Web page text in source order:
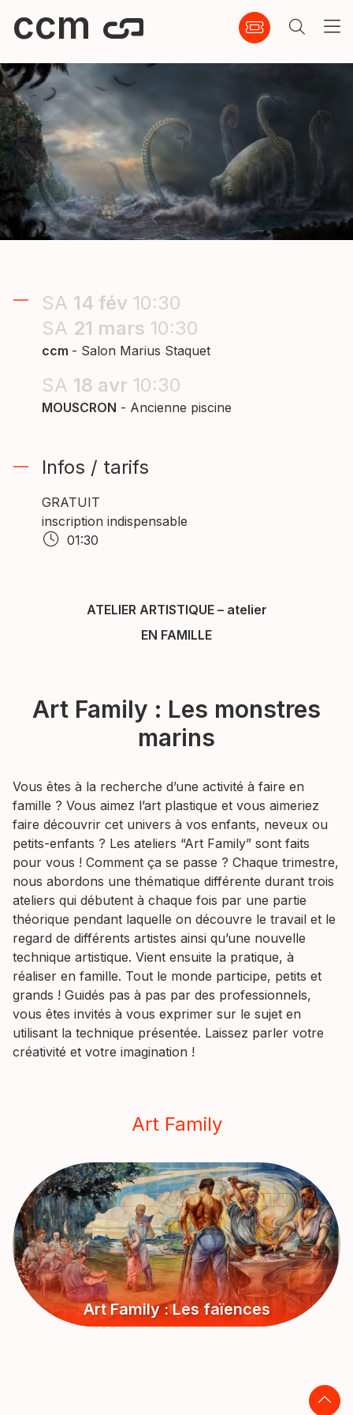
ccm
SA 14 fév 10:30
SA 21 mars 10:30
ccm - Salon Marius Staquet
SA 18 avr 10:30
MOUSCRON - Ancienne piscine
Infos / tarifs
GRATUIT
inscription indispensable
01:30
ATELIER ARTISTIQUE – atelier
EN FAMILLE
Art Family : Les monstres
marins
Vous êtes à la recherche d’une activité à faire en
famille ? Vous aimez l’art plastique et vous aimeriez
faire découvrir cet univers à vos enfants, neveux ou
petits-enfants ? Les ateliers “Art Family” sont faits
pour vous ! Comment ça se passe ? Chaque trimestre,
nous abordons une thématique différente durant trois
ateliers qui débutent à chaque fois par une partie
théorique pendant laquelle on découvre le travail et le
regard de différents artistes ainsi qu’une nouvelle
technique artistique. Vient ensuite la pratique, à
réaliser en famille. Tout le monde participe, petits et
grands ! Guidés pas à pas par des professionnels,
vous êtes invités à vous exprimer sur le sujet en
utilisant la technique présentée. Laissez parler votre
créativité et votre imagination !
Art Family
Art Family : Les faïences